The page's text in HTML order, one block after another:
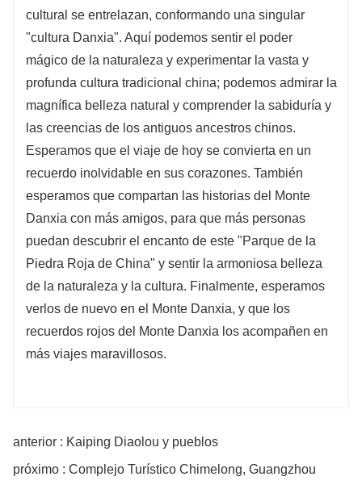
cultural se entrelazan, conformando una singular
"cultura Danxia". Aquí podemos sentir el poder
mágico de la naturaleza y experimentar la vasta y
profunda cultura tradicional china; podemos admirar la
magnífica belleza natural y comprender la sabiduría y
las creencias de los antiguos ancestros chinos.
Esperamos que el viaje de hoy se convierta en un
recuerdo inolvidable en sus corazones. También
esperamos que compartan las historias del Monte
Danxia con más amigos, para que más personas
puedan descubrir el encanto de este "Parque de la
Piedra Roja de China" y sentir la armoniosa belleza
de la naturaleza y la cultura. Finalmente, esperamos
verlos de nuevo en el Monte Danxia, ​​y que los
recuerdos rojos del Monte Danxia los acompañen en
más viajes maravillosos.
anterior : Kaiping Diaolou y pueblos
próximo : Complejo Turístico Chimelong, Guangzhou